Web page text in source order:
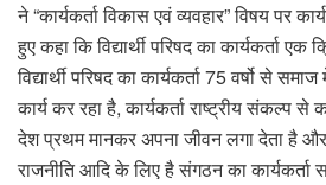
ने “कार्यकर्ता विकास एवं व्यवहार” विषय पर
हुए कहा कि विद्यार्थी परिषद का कार्यकर्ता
विद्यार्थी परिषद का कार्यकर्ता 75 वर्षो से
कार्य कर रहा है, कार्यकर्ता राष्ट्रीय संकल्प से
देश प्रथम मानकर अपना जीवन लगा देता है और
राजनीति आदि के लिए है संगठन का कार्यकर्ता